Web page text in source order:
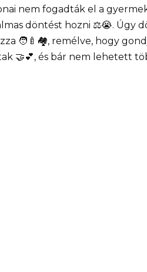
nem fogadták el a
döntést hozni ⚖️😭. Úgy
🧑‍🍼🏘️, remélve, hogy
🤝💕, és bár nem lehetett